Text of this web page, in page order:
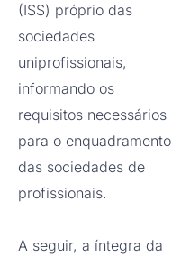
(ISS) próprio das
sociedades
uniprofissionais,
informando os
requisitos necessários
para o enquadramento
das sociedades de
profissionais.
A seguir, a íntegra da